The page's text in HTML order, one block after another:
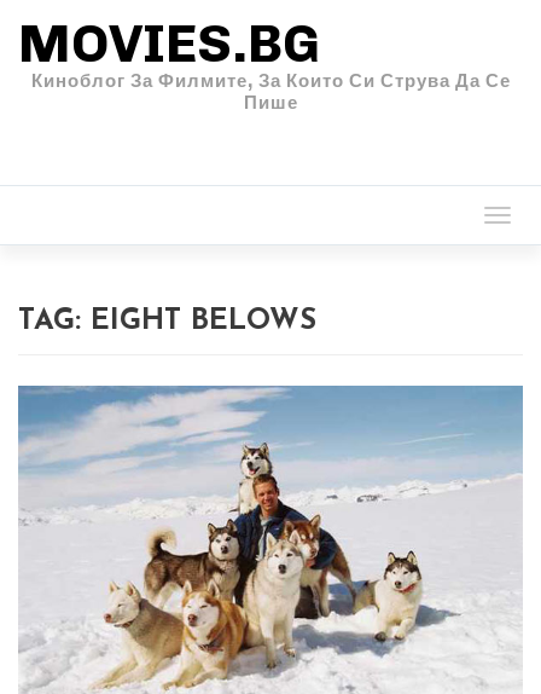
MOVIES.BG
Киноблог За Филмите, За Които Си Струва Да Се
Пише
TAG: EIGHT BELOWS